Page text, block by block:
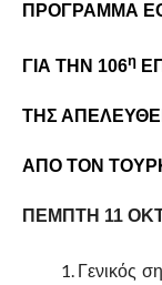
ΠΡΟΓΡΑΜΜΑ
ΓΙΑ ΤΗΝ 106η
ΤΗΣ
ΑΠΟ ΤΟΝ
ΠΕΜΠΤΗ 11
Γενικός